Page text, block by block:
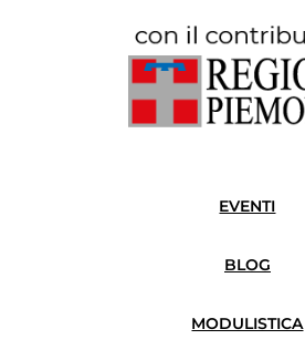
EVENTI
BLOG
MODULISTICA